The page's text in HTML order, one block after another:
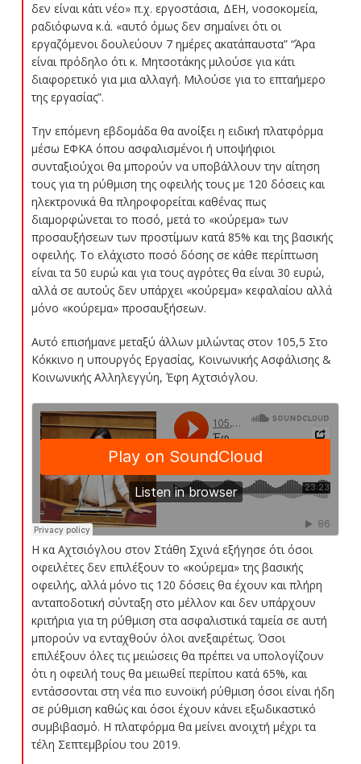
δεν είναι κάτι νέο» π.χ. εργοστάσια, ΔΕΗ, νοσοκομεία,
ραδιόφωνα κ.ά. «αυτό όμως δεν σημαίνει ότι οι
εργαζόμενοι δουλεύουν 7 ημέρες ακατάπαυστα” “Άρα
είναι πρόδηλο ότι κ. Μητσοτάκης μιλούσε για κάτι
διαφορετικό για μια αλλαγή. Μιλούσε για το επταήμερο
της εργασίας”.
Την επόμενη εβδομάδα θα ανοίξει η ειδική πλατφόρμα
μέσω ΕΦΚΑ όπου ασφαλισμένοι ή υποψήφιοι
συνταξιούχοι θα μπορούν να υποβάλλουν την αίτηση
τους για τη ρύθμιση της οφειλής τους με 120 δόσεις και
ηλεκτρονικά θα πληροφορείται καθένας πως
διαμορφώνεται το ποσό, μετά το «κούρεμα» των
προσαυξήσεων των προστίμων κατά 85% και της βασικής
οφειλής. Το ελάχιστο ποσό δόσης σε κάθε περίπτωση
είναι τα 50 ευρώ και για τους αγρότες θα είναι 30 ευρώ,
αλλά σε αυτούς δεν υπάρχει «κούρεμα» κεφαλαίου αλλά
μόνο «κούρεμα» προσαυξήσεων.
Αυτό επισήμανε μεταξύ άλλων μιλώντας στον 105,5 Στο
Κόκκινο η υπουργός Εργασίας, Κοινωνικής Ασφάλισης &
Κοινωνικής Αλληλεγγύη, Έφη Αχτσιόγλου.
Η κα Αχτσιόγλου στον Στάθη Σχινά εξήγησε ότι όσοι
οφειλέτες δεν επιλέξουν το «κούρεμα» της βασικής
οφειλής, αλλά μόνο τις 120 δόσεις θα έχουν και πλήρη
ανταποδοτική σύνταξη στο μέλλον και δεν υπάρχουν
κριτήρια για τη ρύθμιση στα ασφαλιστικά ταμεία σε αυτή
μπορούν να ενταχθούν όλοι ανεξαιρέτως. Όσοι
επιλέξουν όλες τις μειώσεις θα πρέπει να υπολογίζουν
ότι η οφειλή τους θα μειωθεί περίπου κατά 65%, και
εντάσσονται στη νέα πιο ευνοϊκή ρύθμιση όσοι είναι ήδη
σε ρύθμιση καθώς και όσοι έχουν κάνει εξωδικαστικό
συμβιβασμό. Η πλατφόρμα θα μείνει ανοιχτή μέχρι τα
τέλη Σεπτεμβρίου του 2019.